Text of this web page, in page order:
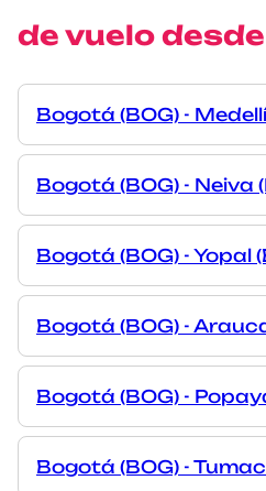
de vuelo
Bogotá (BOG) -
Bogotá (BOG) - Neiva
Bogotá (BOG) - Yopal
Bogotá (BOG) -
Bogotá (BOG) -
Bogotá (BOG) -